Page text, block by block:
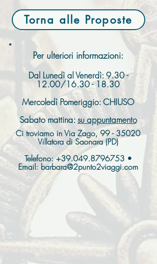
Torna alle Proposte
Per ulteriori informazioni:
Dal Lunedì al Venerdì: 9.30 -
12.00/16.30 - 18.30
Mercoledì Pomeriggio: CHIUSO
Sabato mattina: su appuntamento
Ci troviamo in Via Zago, 99 - 35020
Villatora di Saonara (PD)
Telefono:+39.049.8796753 •
Email: barbara@2punto2viaggi.com